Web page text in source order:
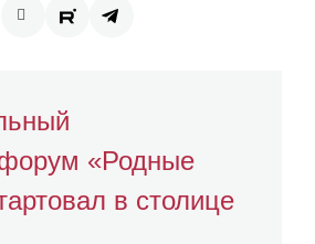
«Родные
в столице